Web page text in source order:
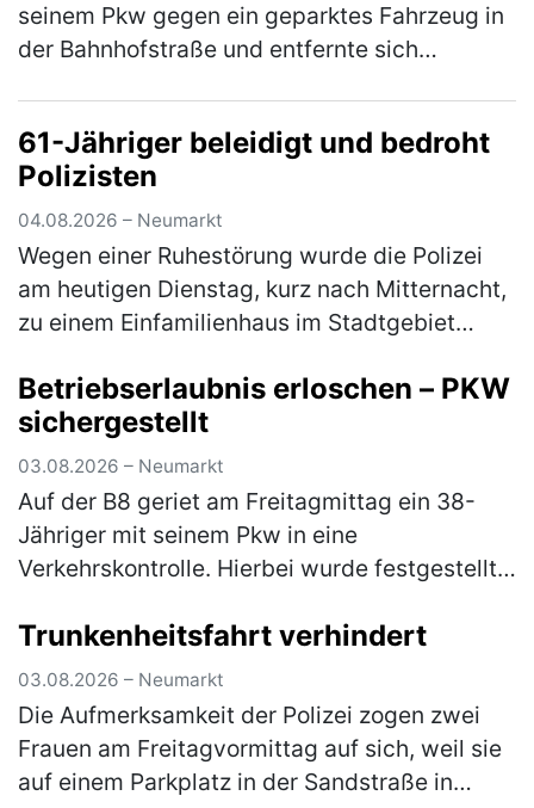
seinem Pkw gegen ein geparktes Fahrzeug in
der Bahnhofstraße und entfernte sich
(mehr)
61-Jähriger beleidigt und bedroht
Polizisten
04.08.2026 – Neumarkt
Wegen einer Ruhestörung wurde die Polizei
am heutigen Dienstag, kurz nach Mitternacht,
zu einem Einfamilienhaus im Stadtgebiet
über den Besuch jedoch nicht… (mehr)
Betriebserlaubnis erloschen – PKW
sichergestellt
03.08.2026 – Neumarkt
Auf der B8 geriet am Freitagmittag ein 38-
Jähriger mit seinem Pkw in eine
Verkehrskontrolle. Hierbei wurde festgestellt,
vorgenommen hatte, die zum Erlöschen d…
(mehr)
Trunkenheitsfahrt verhindert
03.08.2026 – Neumarkt
Die Aufmerksamkeit der Polizei zogen zwei
Frauen am Freitagvormittag auf sich, weil sie
auf einem Parkplatz in der Sandstraße in